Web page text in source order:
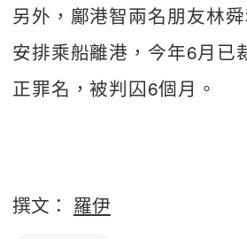
另外，鄺港智兩名朋友林
安排乘船離港，今年6月已
正罪名，被判囚6個月。
撰文： 羅伊